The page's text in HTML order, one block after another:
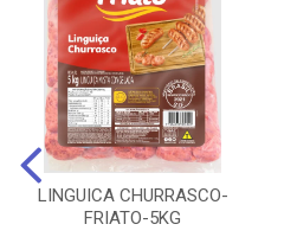
LINGUICA CHURRASCO-
FRIATO-5KG